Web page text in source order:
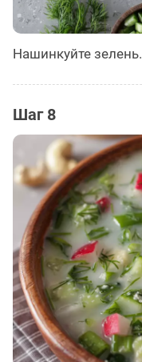
Нашинкуйте зелень.
Шаг 8